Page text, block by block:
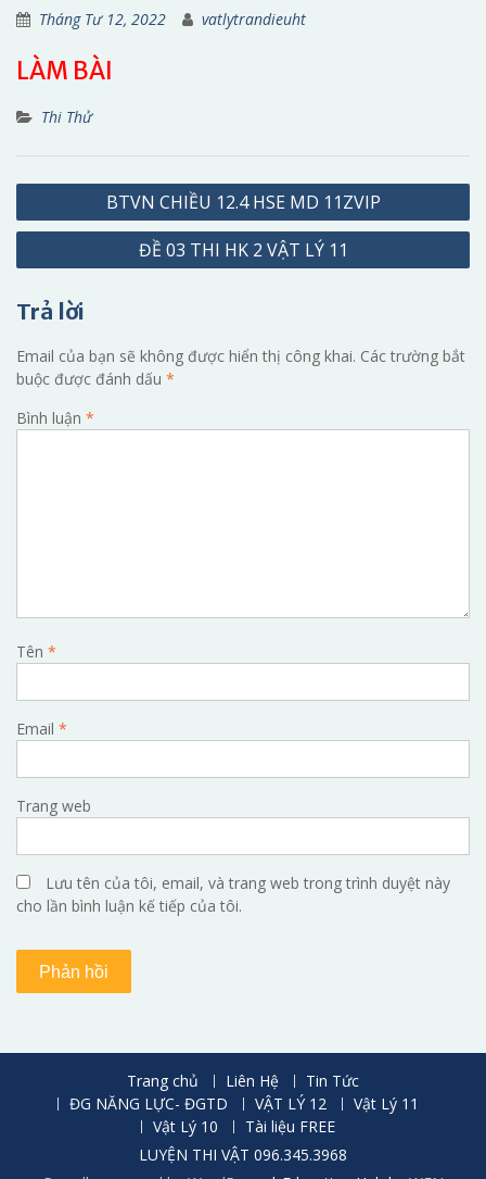
Tháng Tư 12, 2022 vatlytrandieuht
LÀM BÀI
Thi Thử
Điều
hướng
BTVN CHIỀU 12.4 HSE MD 11ZVIP
ĐỀ 03 THI HK 2 VẬT LÝ 11
Trả lời
Email của bạn sẽ không được hiển thị công khai. Các trường bắt
buộc được đánh dấu *
Bình luận *
Tên *
Email *
Trang web
Lưu tên của tôi, email, và trang web trong trình duyệt này
cho lần bình luận kế tiếp của tôi.
Trang chủ Liên Hệ
Tin Tức
ĐG NĂNG LỰC- ĐGTD
VẬT LÝ 12
Vật Lý 11
Vật Lý 10
Tài liệu FREE
LUYỆN THI VẬT 096.345.3968